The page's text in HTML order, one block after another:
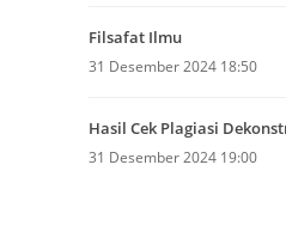
Filsafat Ilmu
31 Desember 2024 18:50
Hasil Cek Plagiasi
31 Desember 2024 19:00